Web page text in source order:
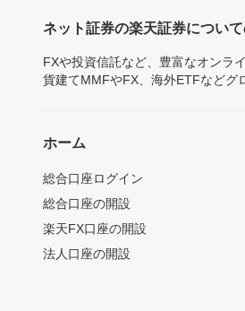
ネット証券の楽天証券につい
FXや投資信託など、豊富なオンラ
貨建てMMFやFX、海外ETFなどグ
ホーム
総合口座ログイン
総合口座の開設
楽天FX口座の開設
法人口座の開設